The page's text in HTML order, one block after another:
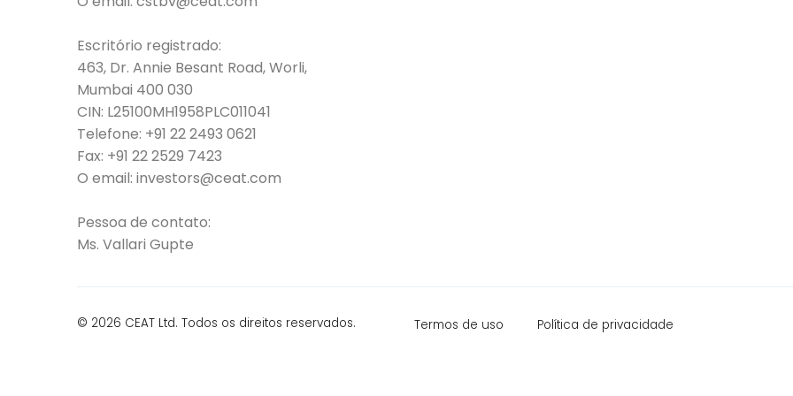
Escritório registrado:
463, Dr. Annie Besant Road, Worli,
Mumbai 400 030
CIN: L25100MH1958PLC011041
Telefone: +91 22 2493 0621
Fax: +91 22 2529 7423
O email: investors@ceat.com
Pessoa de contato:
Ms. Vallari Gupte
© 2026 CEAT Ltd. Todos os direitos reservados. Termos de uso Política de privacidade